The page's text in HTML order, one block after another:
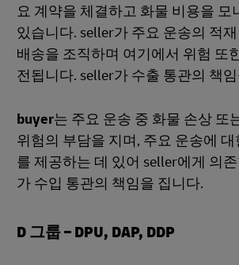
요 계약을 체결하고 화물 비용을 모
있습니다. seller가 주요 운송의 적
배송을 조직하며 여기에서 위험 또
전됩니다. seller가 수출 통관의 책
buyer는 주요 운송 중 화물 손상 또
위험의 부담을 지며, 주요 운송에
를 제공하는 데 있어 seller에게 의
가 수입 통관의 책임을 집니다.
D 그룹 – DPU, DAP, DDP